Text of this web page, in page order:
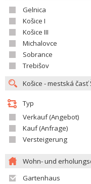
Gelnica
Košice I
Košice III
Michalovce
Sobrance
Trebišov
Typ
Verkauf (Angebot)
Kauf (Anfrage)
Versteigerung
Wohn- und
Gartenhaus